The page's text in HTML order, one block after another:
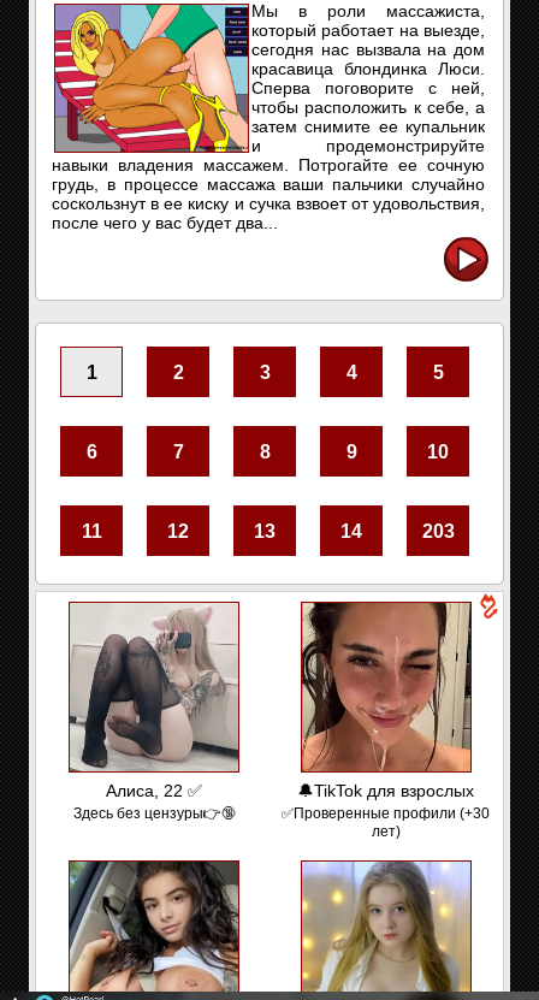
Мы в роли массажиста,
который работает на выезде,
сегодня нас вызвала на дом
красавица блондинка Люси.
Сперва поговорите с ней,
чтобы расположить к себе, а
затем снимите ее купальник
и продемонстрируйте
навыки владения массажем. Потрогайте ее сочную
грудь, в процессе массажа ваши пальчики случайно
соскользнут в ее киску и сучка взвоет от удовольствия,
после чего у вас будет два...
1 2 3 4 5
6 7 8 9 10
11 12 13 14 203
Алиса, 22 ✅
Здесь без цензуры👉🔞
🔔TikTok для взрослых
✅Проверенные профили (+30
лет)